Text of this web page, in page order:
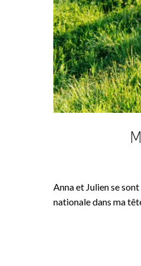
Anna et Julien se
nationale dans ma